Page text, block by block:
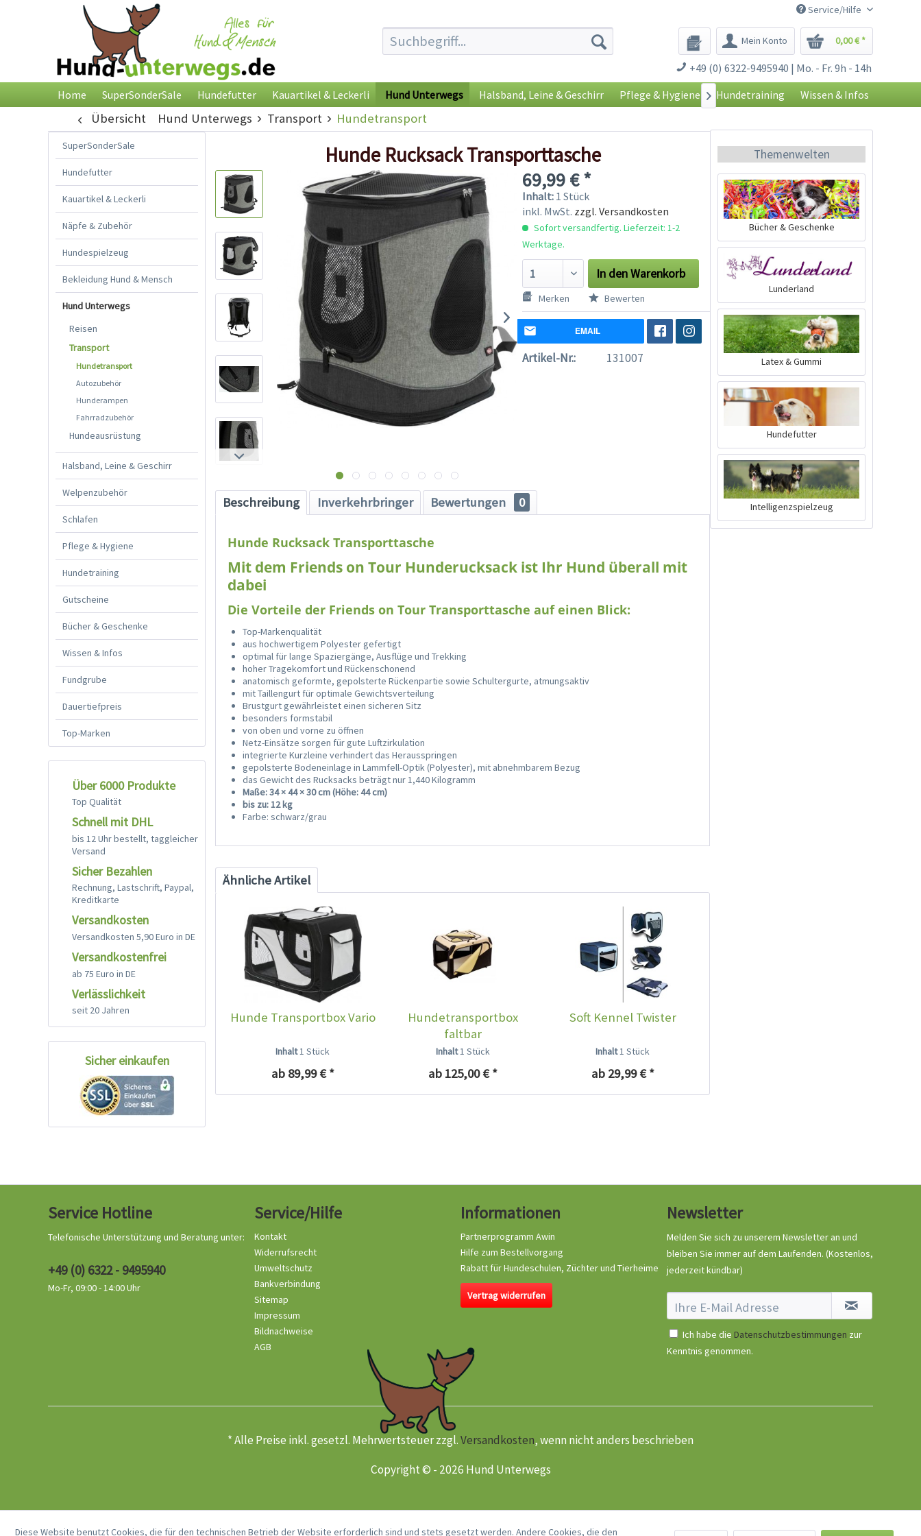
Service/Hilfe
Mein Konto 0,00 € *
+49 (0) 6322-9495940 | Mo. - Fr. 9h - 14h
Home SuperSonderSale Hundefutter Kauartikel & Leckerli Hund Unterwegs Halsband, Leine & Geschirr Pflege & Hygiene Hundetraining Wissen & Infos

Übersicht Hund Unterwegs Transport Hundetransport
SuperSonderSale
Hundefutter
Kauartikel & Leckerli
Näpfe & Zubehör
Hundespielzeug
Bekleidung Hund & Mensch
Hund Unterwegs
Reisen
Transport
Hundetransport
Autozubehör
Hunderampen
Fahrradzubehör
Hundeausrüstung
Halsband, Leine & Geschirr
Welpenzubehör
Schlafen
Pflege & Hygiene
Hundetraining
Gutscheine
Bücher & Geschenke
Wissen & Infos
Fundgrube
Dauertiefpreis
Top-Marken
Über 6000 Produkte
Top Qualität
Schnell mit DHL
bis 12 Uhr bestellt, taggleicher
Versand
Sicher Bezahlen
Rechnung, Lastschrift, Paypal,
Kreditkarte
Versandkosten
Versandkosten 5,90 Euro in DE
Versandkostenfrei
ab 75 Euro in DE
Verlässlichkeit
seit 20 Jahren
Sicher einkaufen
Hunde Rucksack Transporttasche
69,99 € *
Inhalt: 1 Stück
inkl. MwSt. zzgl. Versandkosten
Sofort versandfertig. Lieferzeit: 1-2
Werktage.
In den Warenkorb
Merken Bewerten
EMAIL
Artikel-Nr.: 131007
Beschreibung Inverkehrbringer Bewertungen 0
Hunde Rucksack Transporttasche
Mit dem Friends on Tour Hunderucksack ist Ihr Hund überall mit
dabei
Die Vorteile der Friends on Tour Transporttasche auf einen Blick:
Top-Markenqualität
aus hochwertigem Polyester gefertigt
optimal für lange Spaziergänge, Ausflüge und Trekking
hoher Tragekomfort und Rückenschonend
anatomisch geformte, gepolsterte Rückenpartie sowie Schultergurte, atmungsaktiv
mit Taillengurt für optimale Gewichtsverteilung
Brustgurt gewährleistet einen sicheren Sitz
besonders formstabil
von oben und vorne zu öffnen
Netz-Einsätze sorgen für gute Luftzirkulation
integrierte Kurzleine verhindert das Herausspringen
gepolsterte Bodeneinlage in Lammfell-Optik (Polyester), mit abnehmbarem Bezug
das Gewicht des Rucksacks beträgt nur 1,440 Kilogramm
Maße: 34 × 44 × 30 cm (Höhe: 44 cm)
bis zu: 12 kg
Farbe: schwarz/grau
Ähnliche Artikel
Hunde Transportbox Vario
Inhalt1 Stück
ab 89,99 € *
Hundetransportbox
faltbar
Inhalt1 Stück
ab 125,00 € *
Soft Kennel Twister
Inhalt1 Stück
ab 29,99 € *
Themenwelten
Bücher & Geschenke
Lunderland
Latex & Gummi
Hundefutter
Intelligenzspielzeug
Service Hotline
Telefonische Unterstützung und Beratung unter:
+49 (0) 6322 - 9495940
Mo-Fr, 09:00 - 14:00 Uhr
Service/Hilfe
Kontakt
Widerrufsrecht
Umweltschutz
Bankverbindung
Sitemap
Impressum
Bildnachweise
AGB
Informationen
Partnerprogramm Awin
Hilfe zum Bestellvorgang
Rabatt für Hundeschulen, Züchter und Tierheime
Vertrag widerrufen
Newsletter
Melden Sie sich zu unserem Newsletter an und
bleiben Sie immer auf dem Laufenden. (Kostenlos,
jederzeit kündbar)
Ich habe die Datenschutzbestimmungen zur
Kenntnis genommen.
* Alle Preise inkl. gesetzl. Mehrwertsteuer zzgl.Versandkosten, wenn nicht anders beschrieben
Copyright © - 2026 Hund Unterwegs
Diese Website benutzt Cookies, die für den technischen Betrieb der Website erforderlich sind und stets gesetzt werden. Andere Cookies, die den